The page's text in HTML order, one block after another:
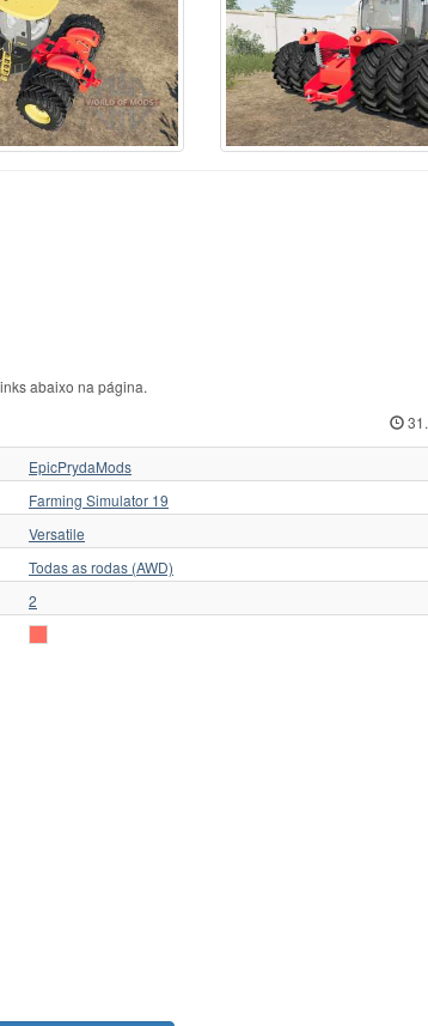
70
1
513
1
1
8
1
Ursus C-360
Ursus C-362
1
Valmet
35
Valtr
1
Valtra
125
Valtra N154e
1
Versatile
32
ЛТЗ
МТЗ
Слобожанец
Трактор для
ХЗТСШ
ХТЗ
abaixo na página.
EpicPrydaMods
Farming Simulator 19
Versatile
Todas as rodas (AWD)
2